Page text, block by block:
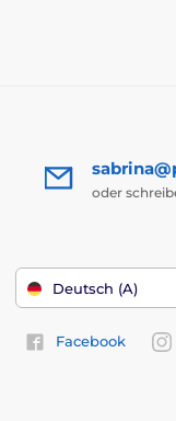
oder
Deutsch (A)
Facebook